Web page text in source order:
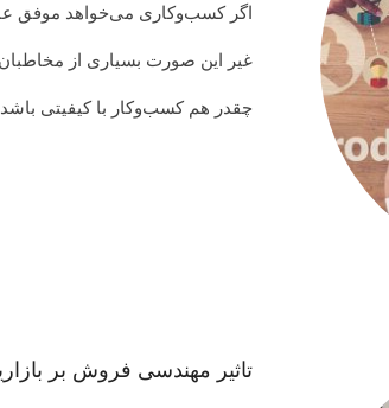
اگر کسب‌وکاری می‌خواهد موفق عمل
غیر این‌ صورت بسیاری از
چقدر هم کسب‌وکار با کیفیتی
تاثیر مهندسی فروش بر